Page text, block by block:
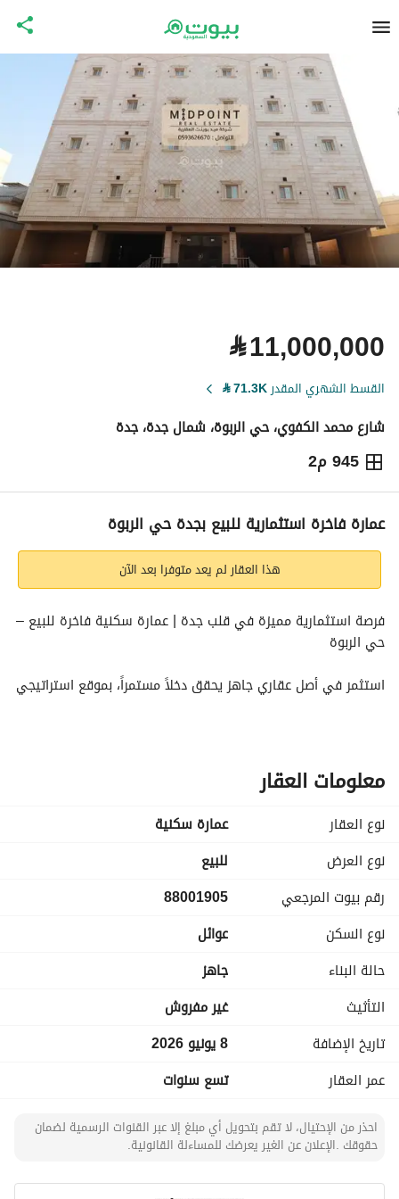
⃁11,000,000
القسط الشهري المقدر71.3K
⃁
شارع محمد الكفوي، حي الربوة، شمال جدة، جدة
945 م2
⃁
11,000,000
التفاصيل معلومات ترخيص الإعلان
عمارة فاخرة استثمارية للبيع بجدة حي الربوة
هذا العقار لم يعد متوفرا بعد الآن
حي الربوة
مميزات العقار:
* عمارة سكنية فاخرة بواجهة شمالية.
* مساحة الأرض: 945 م².
* تتكون من 6 أدوار سكنية بالإضافة إلى دور بدروم ودور مواقف.
* عدد الوحدات: 27 شقة سكنية.
* عمر العقار: حوالي 8 سنوات.
* جودة بناء وتشطيبات عالية وحالة العقار ممتازة.
مواصفات الشقق:
* 3 غرف نوم.
* صالة واسعة.
* مطبخ (مطابخ ألمنيوم مركبة لجميع الشقق).
* مدخل مستقل.
* مساحة الشقة: 106 م² تقريباً.
* تأسيس مكيفات (شباك للغرف وسبليت للصالة).
مواقف وخدمات:
* أكثر من 33 موقف سيارة.
* بدروم مخصص للمواقف.
معلومات العقار
نوع العقار
عمارة سكنية
نوع العرض
للبيع
رقم بيوت المرجعي
88001905
نوع السكن
عوائل
حالة البناء
جاهز
التأثيث
غير مفروش
تاريخ الإضافة
8 يونيو 2026
عمر العقار
تسع سنوات
احذر من الإحتيال، لا تقم بتحويل أي مبلغ إلا عبر القنوات الرسمية لضمان
حقوقك .الإعلان عن الغير يعرضك للمساءلة القانونية.